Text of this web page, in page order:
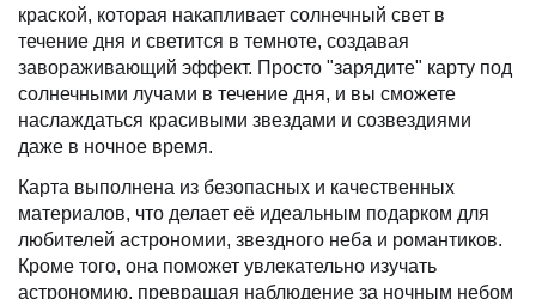
краской, которая накапливает солнечный свет в
течение дня и светится в темноте, создавая
завораживающий эффект. Просто "зарядите" карту под
солнечными лучами в течение дня, и вы сможете
наслаждаться красивыми звездами и созвездиями
даже в ночное время.
Карта выполнена из безопасных и качественных
материалов, что делает её идеальным подарком для
любителей астрономии, звездного неба и романтиков.
Кроме того, она поможет увлекательно изучать
астрономию, превращая наблюдение за ночным небом